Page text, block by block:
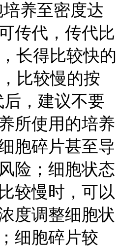
养至密度达
传代，传代比
长得比较快的
比较慢的按
，建议不要
所使用的培养
胞碎片甚至导
险；细胞状态
较慢时，可以
度调整细胞状
细胞碎片较